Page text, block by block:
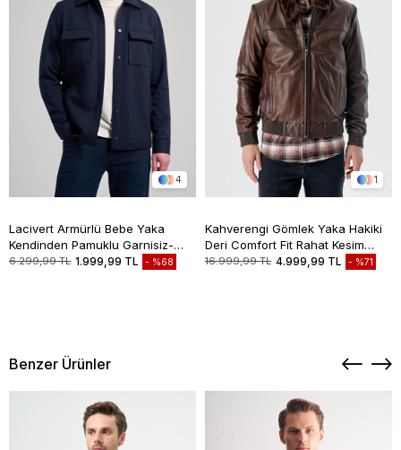
4
Lacivert Armürlü Bebe Yaka
Kendinden Pamuklu Garnisiz-
Biyesiz Standart Fit Mont
6.299,99 TL 1.999,99 TL %68
1
Kahverengi Gömlek Yaka Hakiki
Deri Comfort Fit Rahat Kesim
Casual Mont 1038235208
16.999,99 TL 4.999,99 TL %71
Benzer Ürünler